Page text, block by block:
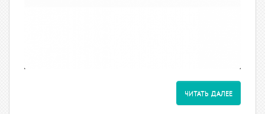
ЧИТАТЬ ДАЛЕЕ